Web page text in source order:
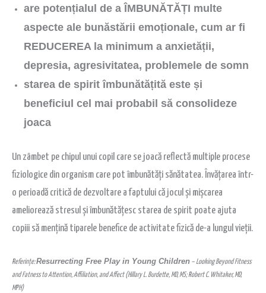
are potențialul de a ÎMBUNĂTĂȚI multe
aspecte ale bunăstării emoționale, cum ar fi
REDUCEREA la minimum a anxietății,
depresia, agresivitatea, problemele de somn
starea de spirit îmbunătățită este și
beneficiul cel mai probabil să consolideze
joaca
Un zâmbet pe chipul unui copil care se joacă reflectă multiple procese
fiziologice din organism care pot îmbunătăți sănătatea. Învățarea într-
o perioadă critică de dezvoltare a faptului că jocul și mișcarea
ameliorează stresul și îmbunătățesc starea de spirit poate ajuta
copiii să mențină tiparele benefice de activitate fizică de-a lungul vieții.
Referințe:Resurrecting Free Play in Young Children – Looking Beyond Fitness
and Fatness to Attention, Affiliation, and Affect (Hillary L. Burdette, MD, MS; Robert C. Whitaker, MD,
MPH)